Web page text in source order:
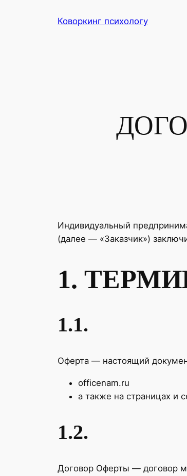
Коворкинг психологу
Индивидуальный
(далее — «Заказчик»)
1.
1.1.
Оферта — настоящий
officenam.ru
а также на страницах и
1.2.
Договор Оферты — договор